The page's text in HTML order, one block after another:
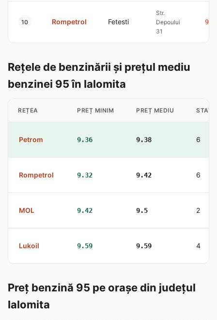
10 Rompetrol Fetesti
Str.
Depoului
31
Rețele de benzinării și prețul mediu
benzinei 95 în Ialomita
REȚEA PREȚ MINIM PREȚ MEDIU
Petrom 9.36 9.38 6
Rompetrol 9.32 9.42 6
MOL 9.42 9.5 2
Lukoil 9.59 9.59 4
Preț benzină 95 pe orașe din județul
Ialomita